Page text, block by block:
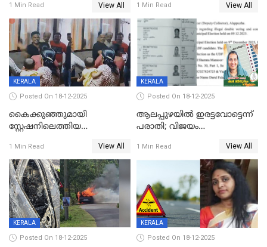
നടുക്കുന്ന സംഭവം
വാളയാറിൽ
1 Min Read View All
കോടി രൂപ
1 Min Read View All
KERALA
Posted On 18-12-2025
കൈക്കുഞ്ഞുമായി
സ്റ്റേഷനിലെത്തിയ
കരണത്തടിച്ചു; CC ടിവി
ദൃശ്യങ്ങൾ പുറത്ത്
1 Min Read View All
KERALA
Posted On 18-12-2025
ആലപ്പുഴയിൽ ഇരട്ടവോട്ടെന്ന്
പരാതി; വിജയം
വാർഡിലെ എൽഡിഎഫ്
സ്ഥാനാർത്ഥി
1 Min Read View All
KERALA
Posted On 18-12-2025
KERALA
Posted On 18-12-2025